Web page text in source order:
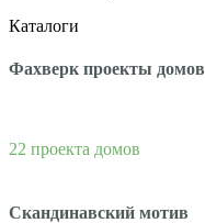
Каталоги
Фахверк проекты домов
22 проекта домов
Скандинавский мотив